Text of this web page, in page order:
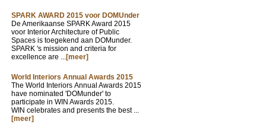
SPARK AWARD 2015 voor DOMUnder
De Amerikaanse SPARK Award 2015
voor Interior Architecture of Public
Spaces is toegekend aan DOMunder.
SPARK 's mission and criteria for
excellence are ...[meer]
World Interiors Annual Awards 2015
The World Interiors Annual Awards 2015
have nominated 'DOMunder' to
participate in WIN Awards 2015.
WIN celebrates and presents the best ...
[meer]